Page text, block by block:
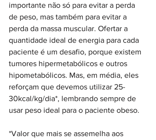
importante não só para evitar a perda
de peso, mas também para evitar a
perda da massa muscular. Ofertar a
quantidade ideal de energia para cada
paciente é um desafio, porque existem
tumores hipermetabólicos e outros
hipometabólicos. Mas, em média, eles
reforçam que devemos utilizar 25-
30kcal/kg/dia*, lembrando sempre de
usar peso ideal para o paciente obeso.
*Valor que mais se assemelha aos